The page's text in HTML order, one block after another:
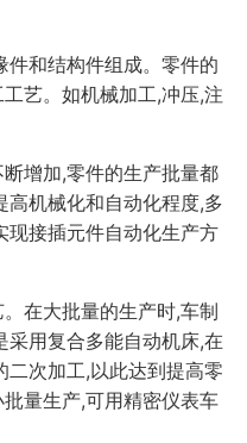
件和结构件组成。零件的
艺。如机械加工,冲压,注
增加,零件的生产批量都
机械化和自动化程度,多
现接插元件自动化生产方
在大批量的生产时,车制
采用复合多能自动机床,在
次加工,以此达到提高零
量生产,可用精密仪表车